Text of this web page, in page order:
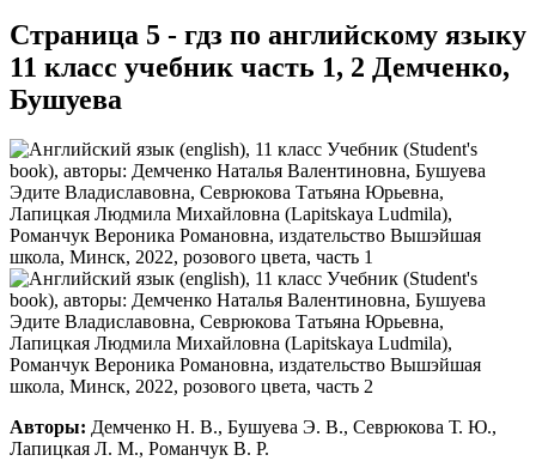
Страница 5 - гдз по английскому языку
11 класс учебник часть 1, 2 Демченко,
Бушуева
Авторы: Демченко Н. В., Бушуева Э. В., Севрюкова Т. Ю.,
Лапицкая Л. М., Романчук В. Р.